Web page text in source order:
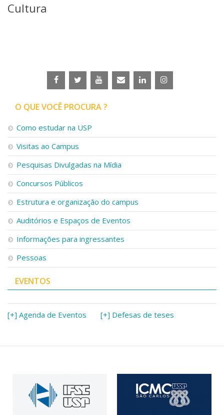
Graduação
Linhas de Pesquisa
Centros, Núcleos e Projetos em Rede
Iniciação Científica
Empresas Juniores
Extensão à Comunidade
Projetos, Programas e Cursos
Artes, Cultura e Esportes
Museus e Espaços Interativos
Serviços
Bibliotecas
Apoio ao Estudante
Segurança, Trânsito e Prevenção
RH, Administrativo e Financeiro
Outros serviços
Comunicação
Assessorias e Mídias
Aplicativos e Sites
Jornal da USP
Agenda de Eventos
Cultura
O QUE VOCÊ PROCURA ?
Como estudar na USP
Visitas ao Campus
Pesquisas Divulgadas na Mídia
Concursos Públicos
Estrutura e organização do campus
Auditórios e Espaços de Eventos
Informações para ingressantes
Pessoas
EVENTOS
[+] Agenda de Eventos [+] Defesas de teses